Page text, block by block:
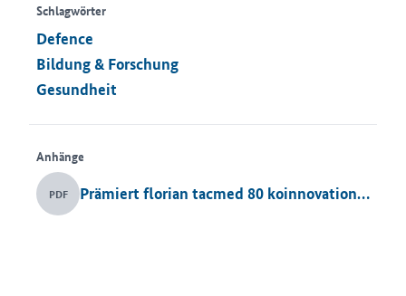
Schlagwörter
Defence
Bildung & Forschung
Gesundheit
Anhänge
PDF Prämiert florian tacmed 80 koinnovationsplatz